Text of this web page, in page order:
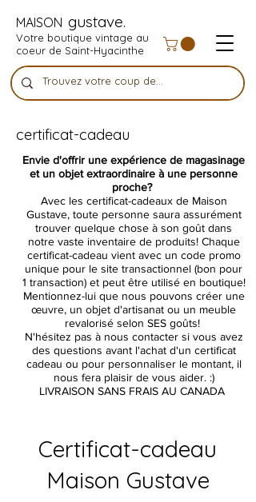
MAISON gustave.
Votre boutique vintage au
coeur de Saint-Hyacinthe
certificat-cadeau
Envie d'offrir une expérience de magasinage
et un objet extraordinaire à une personne
proche?
Avec les certificat-cadeaux de Maison
Gustave, toute personne saura assurément
trouver quelque chose à son goût dans
notre vaste inventaire de produits! Chaque
certificat-cadeau vient avec un code promo
unique pour le site transactionnel (bon pour
1 transaction) et peut être utilisé en boutique!
Mentionnez-lui que nous pouvons créer une
œuvre, un objet d'artisanat ou un meuble
revalorisé selon SES goûts!
N'hésitez pas à nous contacter si vous avez
des questions avant l'achat d'un certificat
cadeau ou pour personnaliser le montant, il
nous fera plaisir de vous aider. :)
LIVRAISON SANS FRAIS AU CANADA
Certificat-cadeau
Maison Gustave